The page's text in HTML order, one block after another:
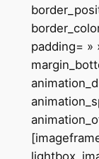
padding= »